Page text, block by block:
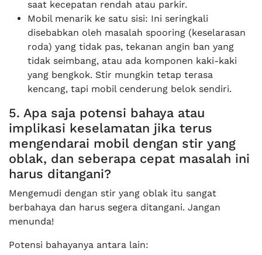
saat kecepatan rendah atau parkir.
Mobil menarik ke satu sisi: Ini seringkali
disebabkan oleh masalah spooring (keselarasan
roda) yang tidak pas, tekanan angin ban yang
tidak seimbang, atau ada komponen kaki-kaki
yang bengkok. Stir mungkin tetap terasa
kencang, tapi mobil cenderung belok sendiri.
5. Apa saja potensi bahaya atau
implikasi keselamatan jika terus
mengendarai mobil dengan stir yang
oblak, dan seberapa cepat masalah ini
harus ditangani?
Mengemudi dengan stir yang oblak itu sangat
berbahaya dan harus segera ditangani. Jangan
menunda!
Potensi bahayanya antara lain: